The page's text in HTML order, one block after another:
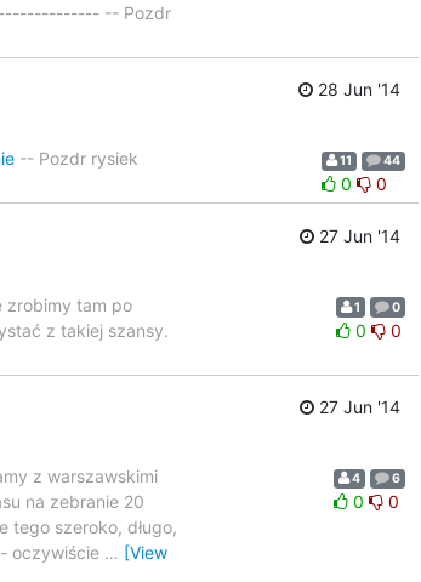
-- Pozdr
28 Jun '14
-- Pozdr rysiek 11 44
0 0
27 Jun '14
zrobimy tam po
z takiej szansy.
1 0
0 0
27 Jun '14
z warszawskimi
na zebranie 20
tego szeroko, długo,
oczywiście … [View
4 6
0 0